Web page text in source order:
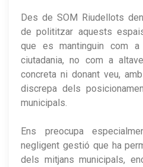
Des de SOM Riudellots
de polititzar aquests
que es mantinguin com
ciutadania, no com a
concreta ni donant veu,
discrepa dels
municipals.
Ens preocupa
negligent gestió que ha
dels mitjans municipals,